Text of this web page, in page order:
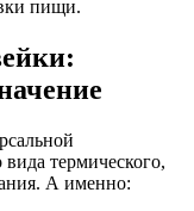
пищи.
термического,
А именно: